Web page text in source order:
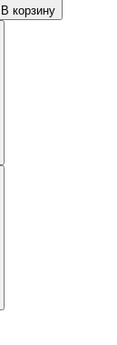
В корзину